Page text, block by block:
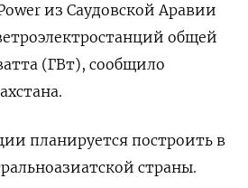
из Саудовской Аравии
общей
(ГВт), сообщило
планируется построить в
страны.